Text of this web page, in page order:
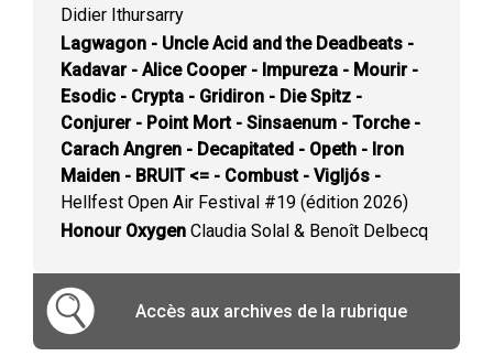
Didier Ithursarry
Lagwagon - Uncle Acid and the Deadbeats -
Kadavar - Alice Cooper - Impureza - Mourir -
Esodic - Crypta - Gridiron - Die Spitz -
Conjurer - Point Mort - Sinsaenum - Torche -
Carach Angren - Decapitated - Opeth - Iron
Maiden - BRUIT <= - Combust - Vigljós -
Hellfest Open Air Festival #19 (édition 2026)
Honour Oxygen Claudia Solal & Benoît Delbecq
Accès aux archives de la rubrique